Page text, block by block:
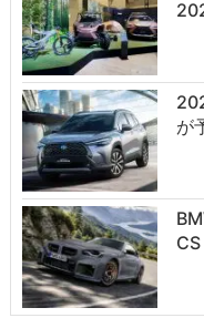
が